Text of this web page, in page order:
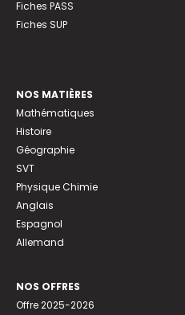
Fiches PASS
Fiches SUP
NOS MATIÈRES
Mathématiques
Histoire
Géographie
SVT
Physique Chimie
Anglais
Espagnol
Allemand
NOS OFFRES
Offre 2025-2026